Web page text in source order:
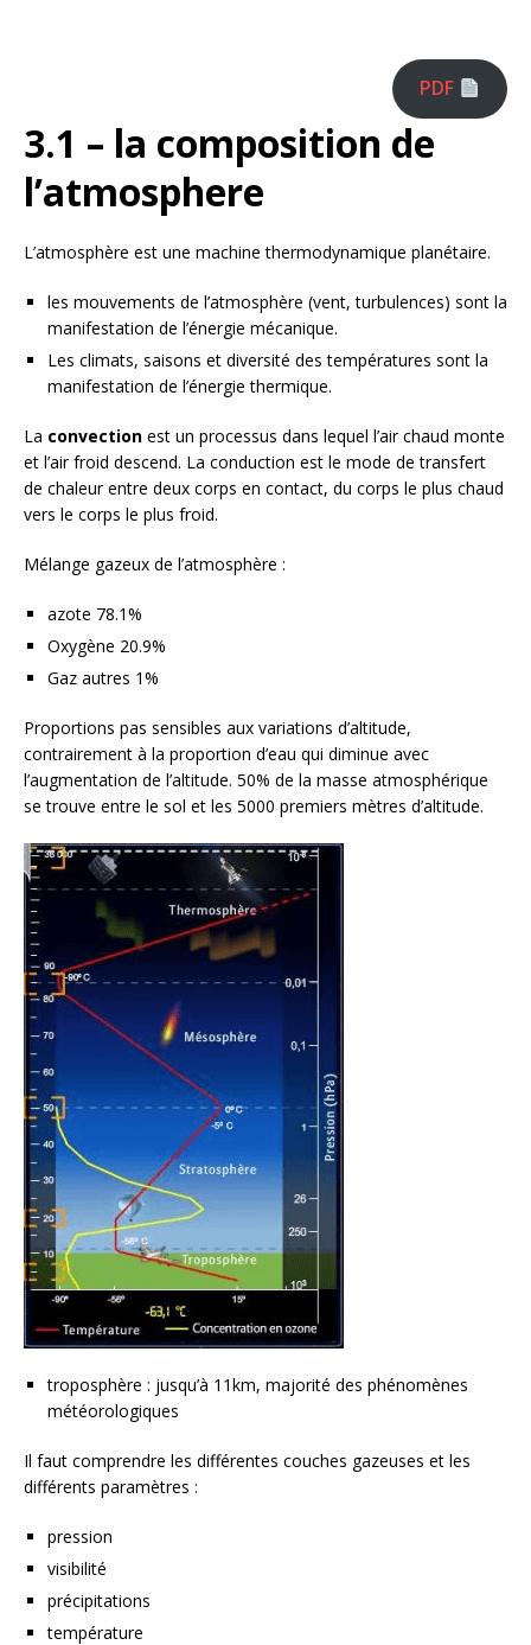
PDF
3.1 – la composition de
l’atmosphere
L’atmosphère est une machine thermodynamique planétaire.
les mouvements de l’atmosphère (vent, turbulences) sont la
manifestation de l’énergie mécanique.
Les climats, saisons et diversité des températures sont la
manifestation de l’énergie thermique.
La convection est un processus dans lequel l’air chaud monte
et l’air froid descend. La conduction est le mode de transfert
de chaleur entre deux corps en contact, du corps le plus chaud
vers le corps le plus froid.
Mélange gazeux de l’atmosphère :
azote 78.1%
Oxygène 20.9%
Gaz autres 1%
Proportions pas sensibles aux variations d’altitude,
contrairement à la proportion d’eau qui diminue avec
l’augmentation de l’altitude. 50% de la masse atmosphérique
se trouve entre le sol et les 5000 premiers mètres d’altitude.
troposphère : jusqu’à 11km, majorité des phénomènes
météorologiques
Il faut comprendre les différentes couches gazeuses et les
différents paramètres :
pression
visibilité
précipitations
température